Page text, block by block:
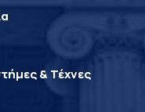
& Τέχνες